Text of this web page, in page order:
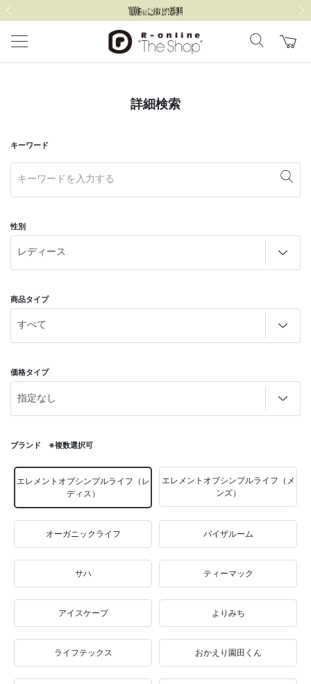
詳細検索
キーワード
性別
商品タイプ
価格タイプ
ブランド ※複数選択可
エレメントオブシンプルライフ（レ
ディス）
エレメントオブシンプルライフ（メ
ンズ）
オーガニックライフ バイザルーム
サハ ティーマック
アイスケープ よりみち
ライフテックス おかえり園田くん